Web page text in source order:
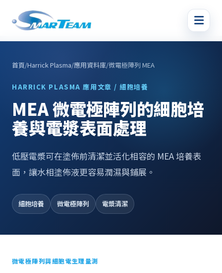
首頁/Harrick Plasma/應用資料庫/微電極陣列 MEA
HARRICK PLASMA 應用文章 / 細胞培養
MEA 微電極陣列的細胞培
養與電漿表面處理
低壓電漿可在塗佈前清潔並活化相容的 MEA 培養表
面，讓水相塗佈液更容易潤濕與鋪展。
細胞培養 微電極陣列 電漿清潔
微電極陣列與細胞電生理量測